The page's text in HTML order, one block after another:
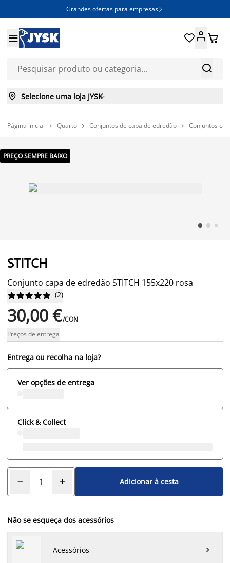
Grandes ofertas para empresas 


 
 Selecione uma loja JYSK
Página inicial  Quarto  Conjuntos de capa de edredão  Conjuntos
PREÇO SEMPRE BAIXO
STITCH
Conjunto capa de edredão STITCH 155x220 rosa





 (2)
30,00 €/CON
Preços de entrega
Entrega ou recolha na loja?
Ver opções de entrega
Click & Collect
Adicionar à cesta
Não se esqueça dos acessórios
Acessórios 